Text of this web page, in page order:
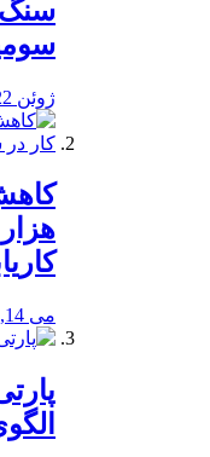
سنگ
ژوئن 22, 2020
می 14, 2020